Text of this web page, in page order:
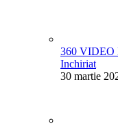
360 VIDEO
Inchiriat
30 martie